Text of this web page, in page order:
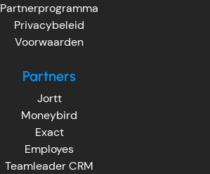
Partnerprogramma
Privacybeleid
Voorwaarden
Partners
Jortt
Moneybird
Exact
Employes
Teamleader CRM